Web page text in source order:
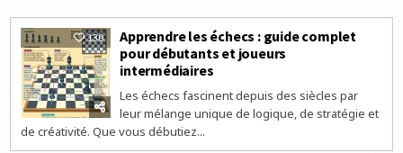
130
Apprendre les échecs : guide complet
pour débutants et joueurs
intermédiaires
Les échecs fascinent depuis des siècles par
leur mélange unique de logique, de stratégie et
de créativité. Que vous débutiez...